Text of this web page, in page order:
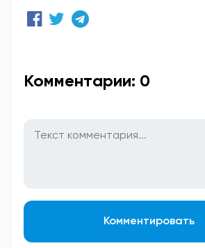
Комментарии: 0
Комментировать